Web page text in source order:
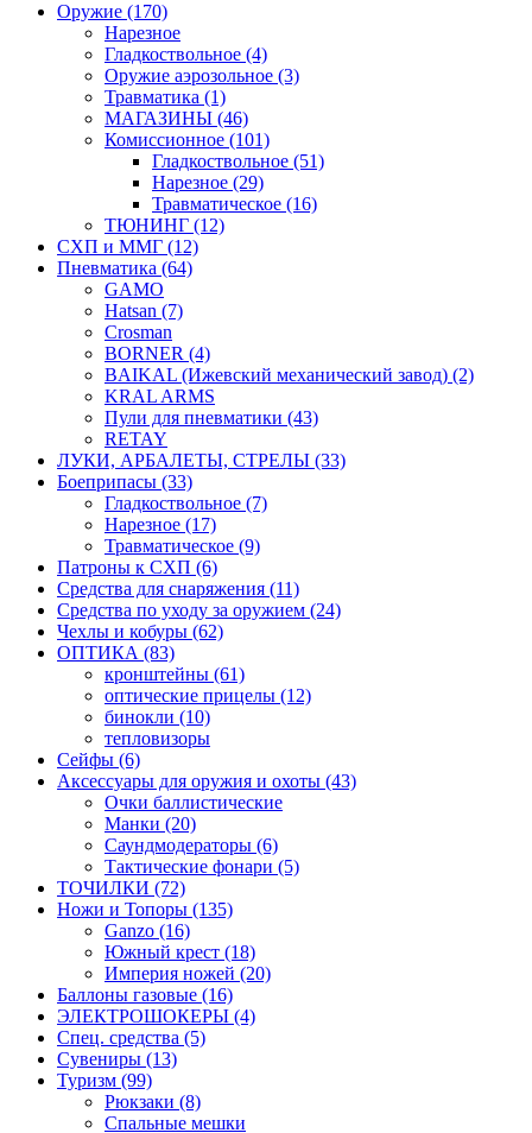
Оружие (170)
Нарезное
Гладкоствольное (4)
Оружие аэрозольное (3)
Травматика (1)
МАГАЗИНЫ (46)
Комиссионное (101)
Гладкоствольное (51)
Нарезное (29)
Травматическое (16)
ТЮНИНГ (12)
СХП и ММГ (12)
Пневматика (64)
GAMO
Hatsan (7)
Crosman
BORNER (4)
BAIKAL (Ижевский механический завод) (2)
KRAL ARMS
Пули для пневматики (43)
RETAY
ЛУКИ, АРБАЛЕТЫ, СТРЕЛЫ (33)
Боеприпасы (33)
Гладкоствольное (7)
Нарезное (17)
Травматическое (9)
Патроны к СХП (6)
Средства для снаряжения (11)
Средства по уходу за оружием (24)
Чехлы и кобуры (62)
ОПТИКА (83)
кронштейны (61)
оптические прицелы (12)
бинокли (10)
тепловизоры
Сейфы (6)
Аксессуары для оружия и охоты (43)
Очки баллистические
Манки (20)
Саундмодераторы (6)
Тактические фонари (5)
ТОЧИЛКИ (72)
Ножи и Топоры (135)
Ganzo (16)
Южный крест (18)
Империя ножей (20)
Баллоны газовые (16)
ЭЛЕКТРОШОКЕРЫ (4)
Спец. средства (5)
Сувениры (13)
Туризм (99)
Рюкзаки (8)
Спальные мешки